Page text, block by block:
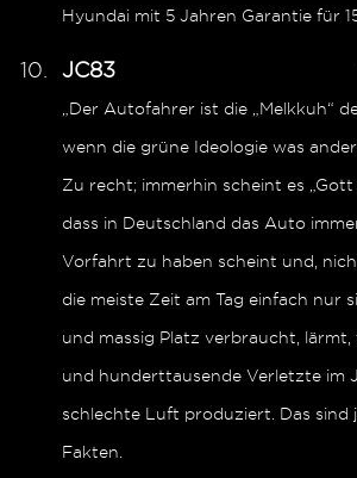
Hyundai mit 5 Jahren Garantie für
JC83
„Der Autofahrer ist die „Melkkuh“
wenn die grüne Ideologie was
Zu recht; immerhin scheint es „Gott
dass in Deutschland das Auto
Vorfahrt zu haben scheint und,
die meiste Zeit am Tag einfach nur
und massig Platz verbraucht, lärmt,
und hunderttausende Verletzte im
schlechte Luft produziert. Das sind
Fakten.